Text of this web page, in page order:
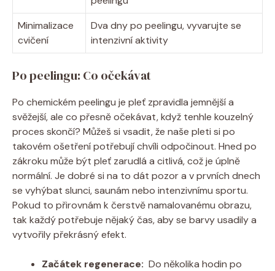
Minimalizace
cvičení
Dva ⁢dny po peelingu, vyvarujte se
intenzivní aktivity
Po peelingu: Co očekávat
Po chemickém peelingu ​je pleť zpravidla jemnější a
svěžejší, ale co přesně očekávat, když tenhle kouzelný
proces ⁢skončí? ⁣Můžeš si vsadit, že naše pleti si po
⁢takovém‌ ošetření potřebují chvíli odpočinout. Hned po
zákroku může být pleť zarudlá a citlivá, což je úplně
normální. Je dobré si na to ⁣dát pozor a v ‌prvních dnech
se vyhýbat slunci, saunám nebo intenzivnímu sportu.
Pokud to přirovnám k čerstvě namalovanému obrazu,
tak každý potřebuje​ nějaký čas, aby ‌se barvy usadily a ​
vytvořily překrásný efekt.
Začátek ⁣regenerace: ‍ Do⁣ několika hodin po